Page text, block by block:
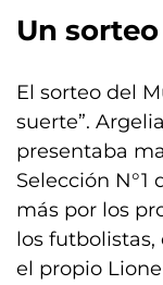
Un
El sorteo del
suerte”.
presentaba
Selección N°1
más por los
los futbolistas,
el propio